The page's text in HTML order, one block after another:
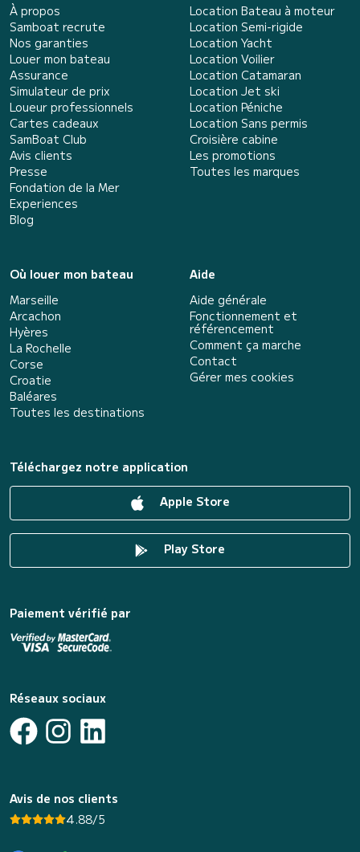
À propos
Samboat recrute
Nos garanties
Louer mon bateau
Assurance
Simulateur de prix
Loueur professionnels
Cartes cadeaux
SamBoat Club
Avis clients
Presse
Fondation de la Mer
Experiences
Blog
Location Bateau à moteur
Location Semi-rigide
Location Yacht
Location Voilier
Location Catamaran
Location Jet ski
Location Péniche
Location Sans permis
Croisière cabine
Les promotions
Toutes les marques
Où louer mon bateau
Marseille
Arcachon
Hyères
La Rochelle
Corse
Croatie
Baléares
Toutes les destinations
Aide
Aide générale
Fonctionnement et
référencement
Comment ça marche
Contact
Gérer mes cookies
Téléchargez notre application
Apple Store
Play Store
Paiement vérifié par
Réseaux sociaux
Avis de nos clients
4.88/5